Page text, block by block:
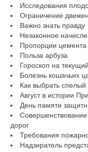
Исследования
Ограничение
Важно знать правду
Незаконное
Пропорции цемента
Польза арбуза
Гороскоп на
Болезнь кошачьих
Как выбрать спелый
Август в истории
День памяти
дорог
Требования
Надзиратель